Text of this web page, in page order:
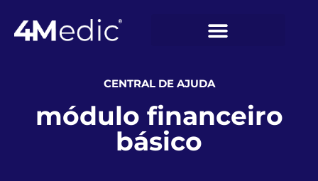
CENTRAL DE AJUDA
módulo financeiro
básico